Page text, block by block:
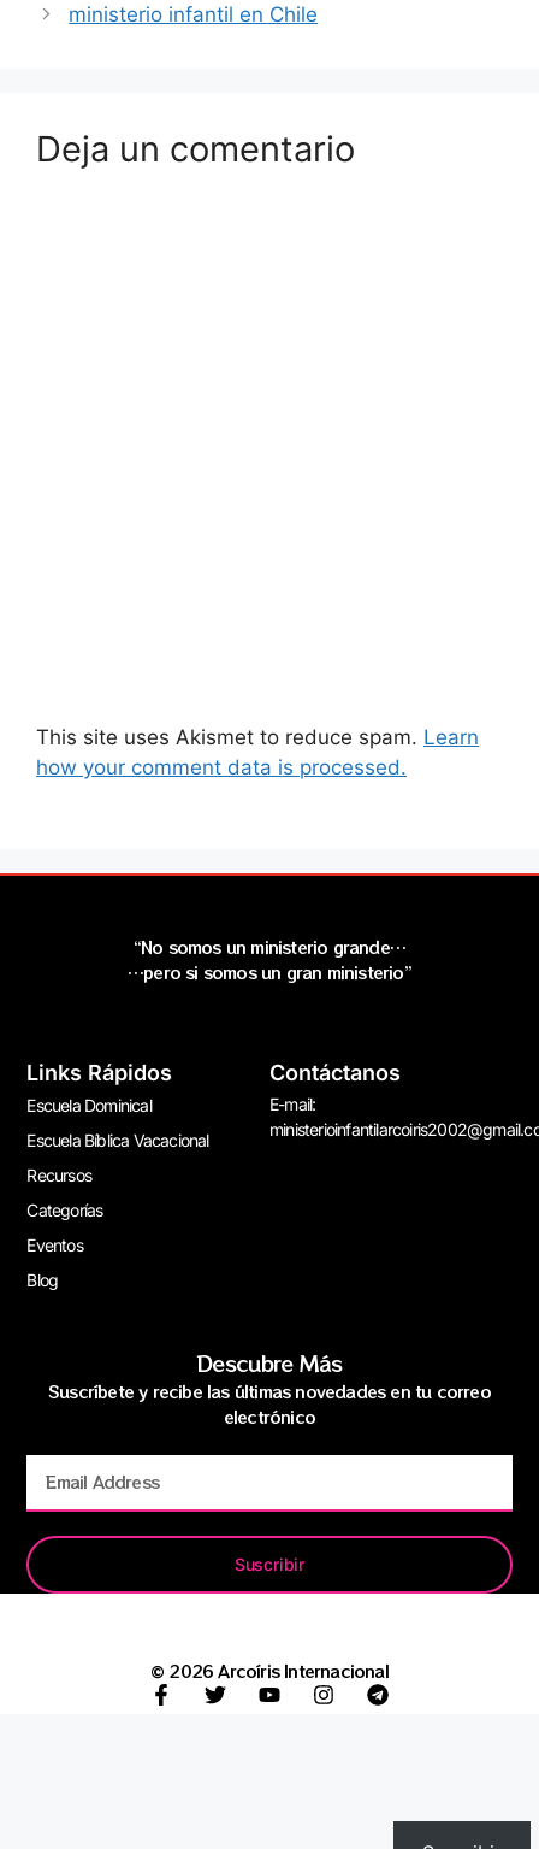
ministerio infantil en Chile
Deja un comentario
This site uses Akismet to reduce spam. Learn
how your comment data is processed.
“No somos un ministerio grande…
…pero si somos un gran ministerio”
Links Rápidos
Escuela Dominical
Escuela Bíblica Vacacional
Recursos
Categorías
Eventos
Blog
Contáctanos
E-mail:
Descubre Más
Suscríbete y recibe las últimas novedades en tu correo
electrónico
Suscribir
© 2026 Arcoíris Internacional